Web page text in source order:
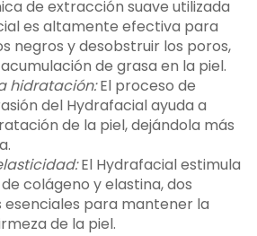
de extracción suave utilizada
es altamente efectiva para
negros y desobstruir los poros,
de grasa en la piel.
hidratación:El proceso de
del Hydrafacial ayuda a
de la piel, dejándola más
El Hydrafacial estimula
colágeno y elastina, dos
para mantener la
de la piel.